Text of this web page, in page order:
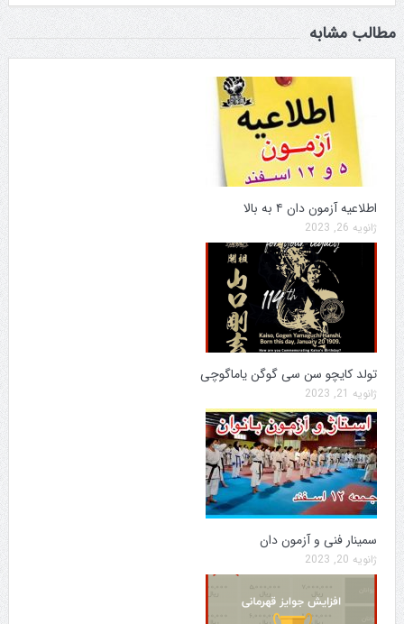
مطالب مشابه
اطلاعیه آزمون دان ۴ به بالا
ژانویه 26, 2023
تولد کایچو سن سی گوگن یاماگوچی
ژانویه 21, 2023
سمینار فنی و آزمون دان
ژانویه 20, 2023